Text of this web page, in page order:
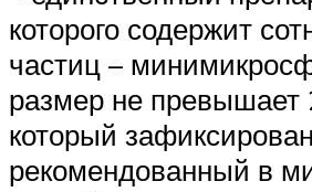
которого содержит
частиц –
размер не превышает
который
рекомендованный в